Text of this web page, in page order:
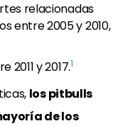
relacionadas
entre 2005 y 2010,
2011 y 2017.1
los pitbulls
de los